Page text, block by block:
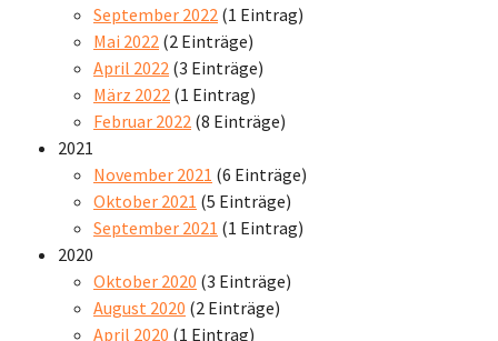
September 2022 (1 Eintrag)
Mai 2022 (2 Einträge)
April 2022 (3 Einträge)
März 2022 (1 Eintrag)
Februar 2022 (8 Einträge)
2021
November 2021 (6 Einträge)
Oktober 2021 (5 Einträge)
September 2021 (1 Eintrag)
2020
Oktober 2020 (3 Einträge)
August 2020 (2 Einträge)
April 2020 (1 Eintrag)